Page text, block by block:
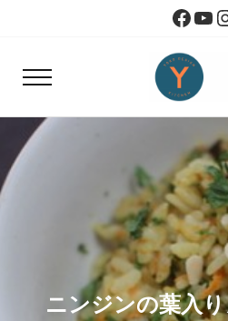
Skip to header right navigation
Menu
Yoko
ニンジンの葉入